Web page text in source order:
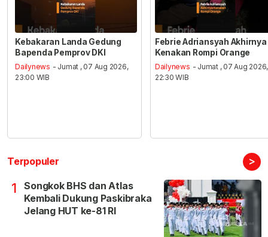
Kebakaran Landa Gedung
Bapenda Pemprov DKI
Dailynews - Jumat , 07 Aug 2026,
23:00 WIB
Febrie Adriansyah Akhirnya
Kenakan Rompi Orange
Dailynews - Jumat , 07 Aug 2026,
22:30 WIB
Terpopuler >
1
Songkok BHS dan Atlas
Kembali Dukung Paskibraka
Jelang HUT ke-81 RI